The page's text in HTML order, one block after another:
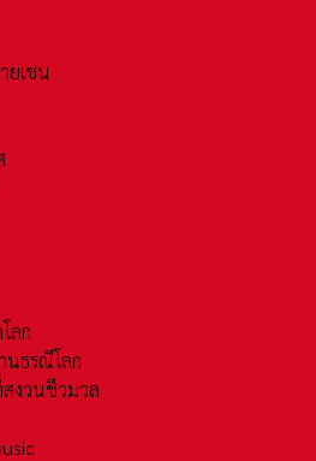
ยเชน
ลก
นธรณีโลก
สงวนชีวมวล